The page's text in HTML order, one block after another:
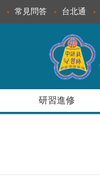
常見問答 台北通
研習進修